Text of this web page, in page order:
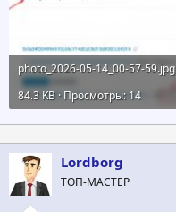
photo_2026-05-14_00-57-59.jpg
84.3 KB · Просмотры: 14
Lordborg
ТОП-МАСТЕР